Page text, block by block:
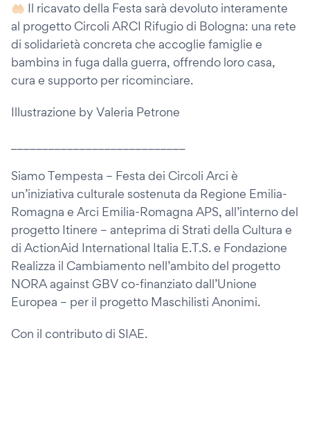
🤲🏻 Il ricavato della Festa sarà devoluto interamente
al progetto Circoli ARCI Rifugio di Bologna: una rete
di solidarietà concreta che accoglie famiglie e
bambinɜ in fuga dalla guerra, offrendo loro casa,
cura e supporto per ricominciare.
Illustrazione by Valeria Petrone
Siamo Tempesta – Festa dei Circoli Arci è
un’iniziativa culturale sostenuta da Regione Emilia-
Romagna e Arci Emilia-Romagna APS, all’interno del
progetto Itinere – anteprima di Strati della Cultura e
di ActionAid International Italia E.T.S. e Fondazione
Realizza il Cambiamento nell’ambito del progetto
NORA against GBV co-finanziato dall’Unione
Europea – per il progetto Maschilisti Anonimi.
Con il contributo di SIAE.